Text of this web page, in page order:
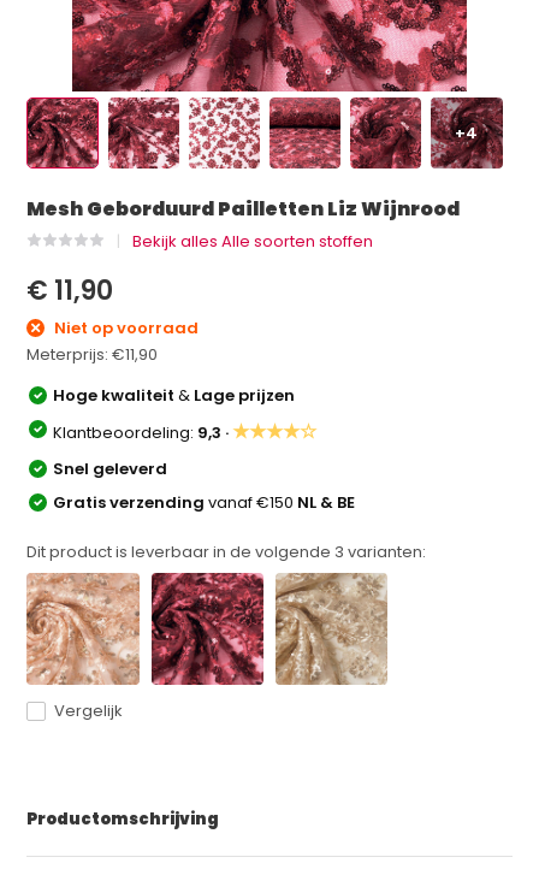
+4
Mesh Geborduurd Pailletten Liz Wijnrood
Bekijk alles Alle soorten stoffen
€ 11,90
Niet op voorraad
Meterprijs:€11,90
Hoge kwaliteit& Lage prijzen
Klantbeoordeling: 9,3 ·★★★★☆
Snel geleverd
Gratis verzendingvanaf €150 NL & BE
Dit product is leverbaar in de volgende 3 varianten:
Vergelijk
Productomschrijving